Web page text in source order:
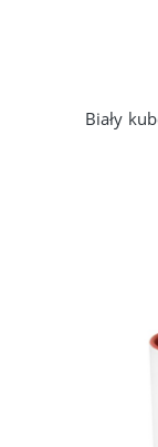
Biały